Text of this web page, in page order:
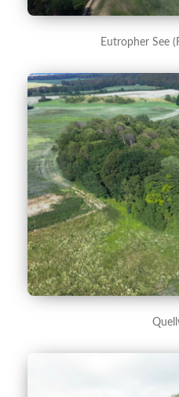
Eutropher See